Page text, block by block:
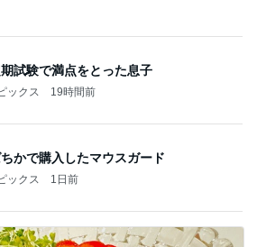
かで購入したマウスガード
ックス 1日前